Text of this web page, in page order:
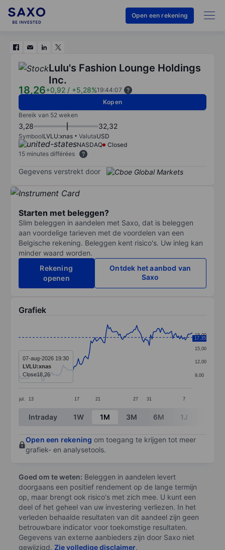
Open een rekening
Lulu's Fashion Lounge Holdings
Inc.
18,26+0,92 / +5,28%19:44:07
Kopen
Bereik van 52 weken
3,28 32,32
SymboolLVLU:xnas ValutaUSD
NASDAQ
Closed
15 minutes différées
Gegevens verstrekt door
Starten met beleggen?
Slim beleggen in aandelen met Saxo, dat is beleggen
aan voordelige tarieven met de voordelen van een
Belgische rekening. Beleggen kent risico's. Uw inleg kan
minder waard worden.
Rekening
openen
Ontdek het aanbod van
Saxo
Grafiek
Line chart with 126 data points.
The chart has 1 X axis displaying categories.
The chart has 1 Y axis displaying values. Data
jul. 13 17 21 27 31 7
9,00
12,00
15,00
18,00
17,35
07-aug-2026 19:30
LVLU:xnas
Close18,26
End of interactive chart.
Intraday 1W 1M 3M 6M 1J
Open een rekening om toegang te krijgen tot meer
grafiek- en analysetools.
Goed om te weten: Beleggen in aandelen levert
doorgaans een positief rendement op de lange termijn
op, maar brengt ook risico's met zich mee. U kunt een
deel of het geheel van uw investering verliezen. In het
verleden behaalde resultaten van dit aandeel zijn geen
betrouwbare indicator voor toekomstige resultaten.
Gegevens van externe aanbieders zijn door Saxo niet
gewijzigd. Zie volledige disclaimer.